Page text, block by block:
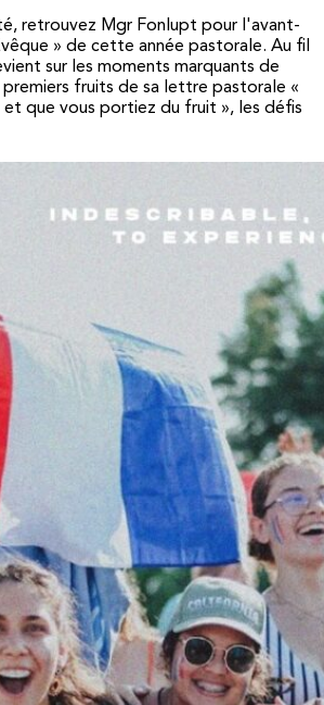
retrouvez Mgr Fonlupt pour l'avant-
» de cette année pastorale. Au fil
sur les moments marquants de
premiers fruits de sa lettre pastorale «
et que vous portiez du fruit », les défis